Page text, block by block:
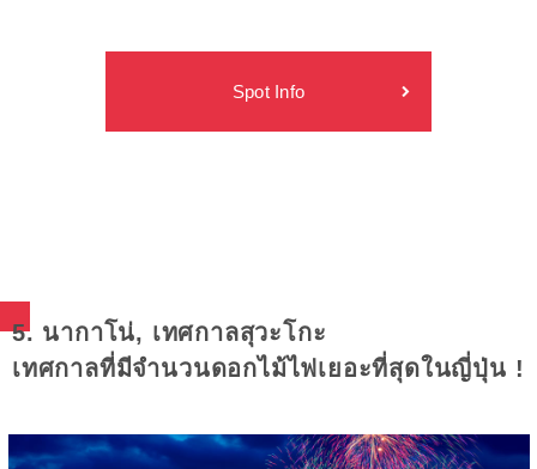
Spot Info
5. นากาโน่, เทศกาลสุวะโกะ
เทศกาลที่มีจำนวนดอกไม้ไฟเยอะที่สุดในญี่ปุ่น !